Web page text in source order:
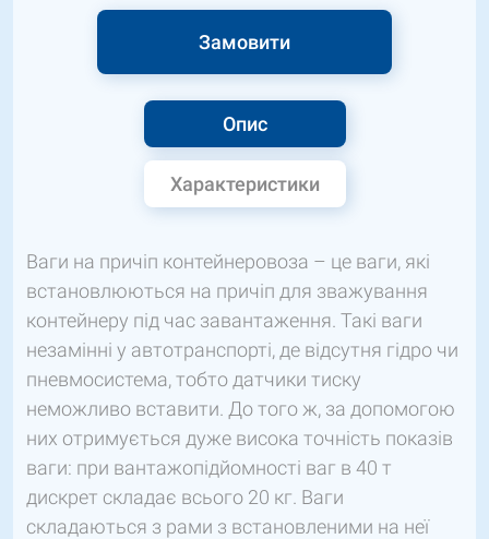
Опис
Характеристики
Замовити
Ваги на причіп контейнеровоза – це ваги, які
встановлюються на причіп для зважування
контейнеру під час завантаження. Такі ваги
незамінні у автотранспорті, де відсутня гідро чи
пневмосистема, тобто датчики тиску
неможливо вставити. До того ж, за допомогою
них отримується дуже висока точність показів
ваги: при вантажопідйомності ваг в 40 т
дискрет складає всього 20 кг. Ваги
складаються з рами з встановленими на неї